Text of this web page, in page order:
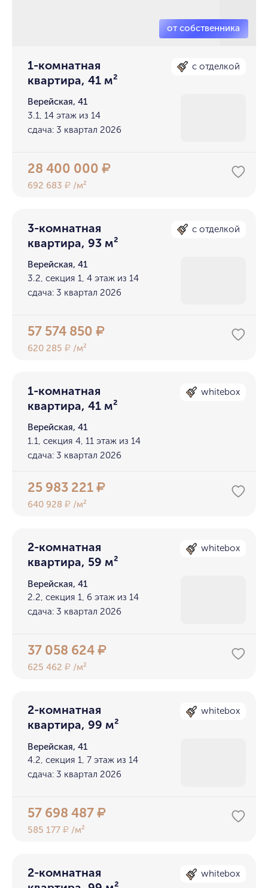
1-комнатная
квартира, 41 м²
с отделкой
Верейская, 41
3.1, 14 этаж из 14
сдача: 3 квартал 2026
28 400 000₽
692 683₽ /м²
3-комнатная
квартира, 93 м²
с отделкой
Верейская, 41
3.2, секция 1, 4 этаж из 14
сдача: 3 квартал 2026
57 574 850₽
620 285₽ /м²
1-комнатная
квартира, 41 м²
whitebox
Верейская, 41
1.1, секция 4, 11 этаж из 14
сдача: 3 квартал 2026
25 983 221₽
640 928₽ /м²
2-комнатная
квартира, 59 м²
whitebox
Верейская, 41
2.2, секция 1, 6 этаж из 14
сдача: 3 квартал 2026
37 058 624₽
625 462₽ /м²
2-комнатная
квартира, 99 м²
whitebox
Верейская, 41
4.2, секция 1, 7 этаж из 14
сдача: 3 квартал 2026
57 698 487₽
585 177₽ /м²
2-комнатная
whitebox